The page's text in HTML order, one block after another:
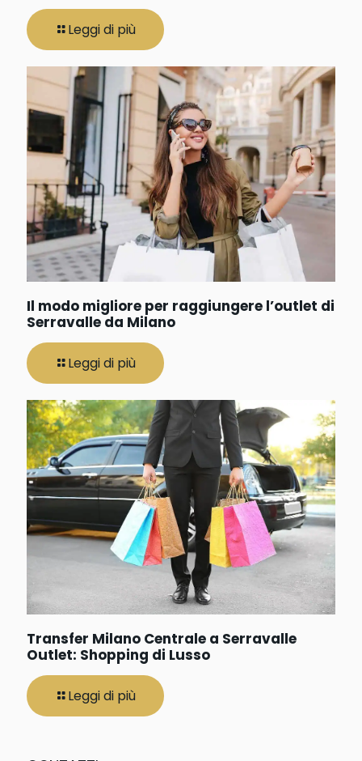
Leggi di più
Il modo migliore per raggiungere l’outlet di
Serravalle da Milano
Leggi di più
Transfer Milano Centrale a Serravalle
Outlet: Shopping di Lusso
Leggi di più